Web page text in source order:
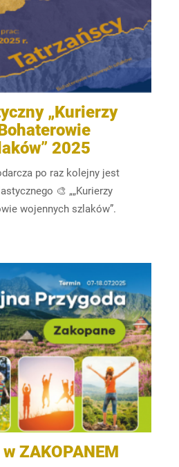
„Kurierzy
2025
po raz kolejny jest
🎨 „„Kurierzy
wojennych szlaków”.
ZAKOPANEM